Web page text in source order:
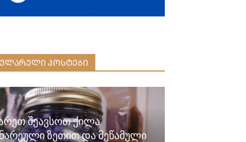
ᲞᲝᲡᲢᲔᲑᲘ
შეავსოთ ქილა
ზეთით და მეწამული